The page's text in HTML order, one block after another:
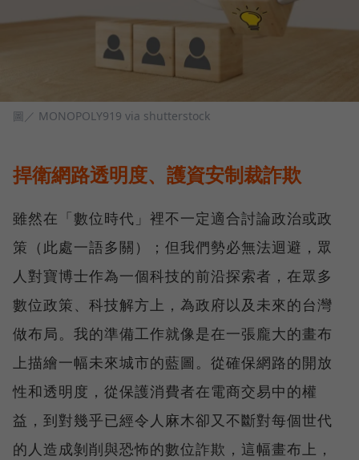
圖／ MONOPOLY919 via shutterstock
捍衛網路透明度、護資安制裁詐欺
雖然在「數位時代」裡不一定適合討論政治或政
策（此處一語多關）；但我們勢必無法迴避，眾
人對寶博士作為一個科技的前沿探索者，在眾多
數位政策、科技解方上，為政府以及未來的台灣
做布局。我的準備工作就像是在一張龐大的畫布
上描繪一幅未來城市的藍圖。從確保網路的開放
性和透明度，從保護消費者在電商交易中的權
益，到對幾乎已經令人麻木卻又不斷對每個世代
的人造成剝削與恐怖的數位詐欺，這幅畫布上，